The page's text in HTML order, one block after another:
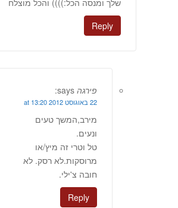
שלך ומנסה הכל:)))) והכל מוצלח
Reply
פירגה says:
22 באוגוסט 2012 at 13:20
מירב,המשך טעים
ונעים.
טל וטרי זה מיץ/או
מרוסקות.לא רסק. לא
חובה צ'ילי.
Reply